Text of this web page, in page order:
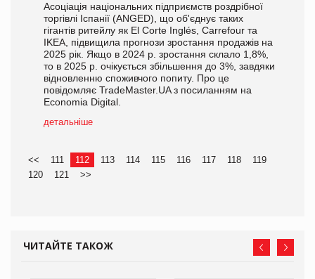
Асоціація національних підприємств роздрібної
торгівлі Іспанії (ANGED), що об'єднує таких
гігантів ритейлу як El Corte Inglés, Carrefour та
IKEA, підвищила прогнози зростання продажів на
2025 рік. Якщо в 2024 р. зростання склало 1,8%,
то в 2025 р. очікується збільшення до 3%, завдяки
відновленню споживчого попиту. Про це
повідомляє TradeMaster.UA з посиланням на
Economia Digital.
детальніше
<< 111 112 113 114 115 116 117 118
119
120
121 >>
ЧИТАЙТЕ ТАКОЖ